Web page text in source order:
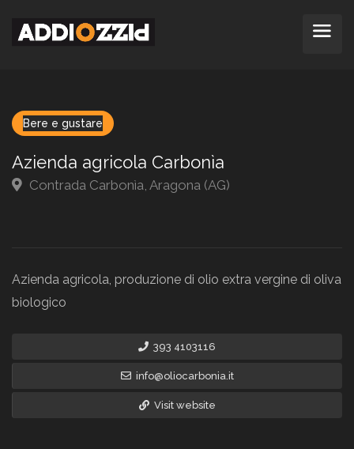
Bere e gustare
Azienda agricola Carbonìa
Contrada Carbonìa, Aragona (AG)
Azienda agricola, produzione di olio extra vergine di oliva
biologico
393 4103116
info@oliocarbonia.it
Visit website